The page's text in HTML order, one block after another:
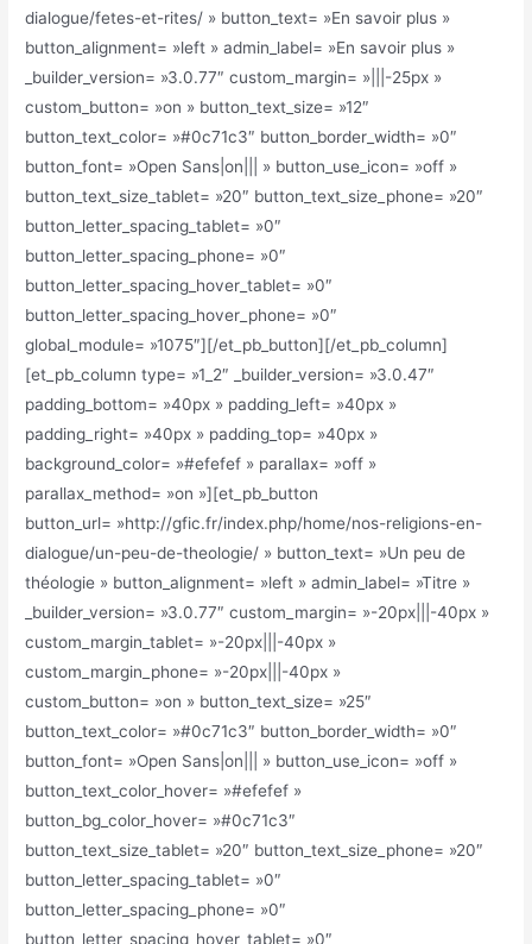
dialogue/fetes-et-rites/ » button_text= »En savoir plus »
button_alignment= »left » admin_label= »En savoir plus »
_builder_version= »3.0.77″ custom_margin= »|||-25px »
custom_button= »on » button_text_size= »12″
button_text_color= »#0c71c3″ button_border_width= »0″
button_font= »Open Sans|on||| » button_use_icon= »off »
button_text_size_tablet= »20″ button_text_size_phone= »20″
button_letter_spacing_tablet= »0″
button_letter_spacing_phone= »0″
button_letter_spacing_hover_tablet= »0″
button_letter_spacing_hover_phone= »0″
global_module= »1075″][/et_pb_button][/et_pb_column]
[et_pb_column type= »1_2″ _builder_version= »3.0.47″
padding_bottom= »40px » padding_left= »40px »
padding_right= »40px » padding_top= »40px »
background_color= »#efefef » parallax= »off »
parallax_method= »on »][et_pb_button
button_url= »http://gfic.fr/index.php/home/nos-religions-en-
dialogue/un-peu-de-theologie/ » button_text= »Un peu de
théologie » button_alignment= »left » admin_label= »Titre »
_builder_version= »3.0.77″ custom_margin= »-20px|||-40px »
custom_margin_tablet= »-20px|||-40px »
custom_margin_phone= »-20px|||-40px »
custom_button= »on » button_text_size= »25″
button_text_color= »#0c71c3″ button_border_width= »0″
button_font= »Open Sans|on||| » button_use_icon= »off »
button_text_color_hover= »#efefef »
button_bg_color_hover= »#0c71c3″
button_text_size_tablet= »20″ button_text_size_phone= »20″
button_letter_spacing_tablet= »0″
button_letter_spacing_phone= »0″
button_letter_spacing_hover_tablet= »0″